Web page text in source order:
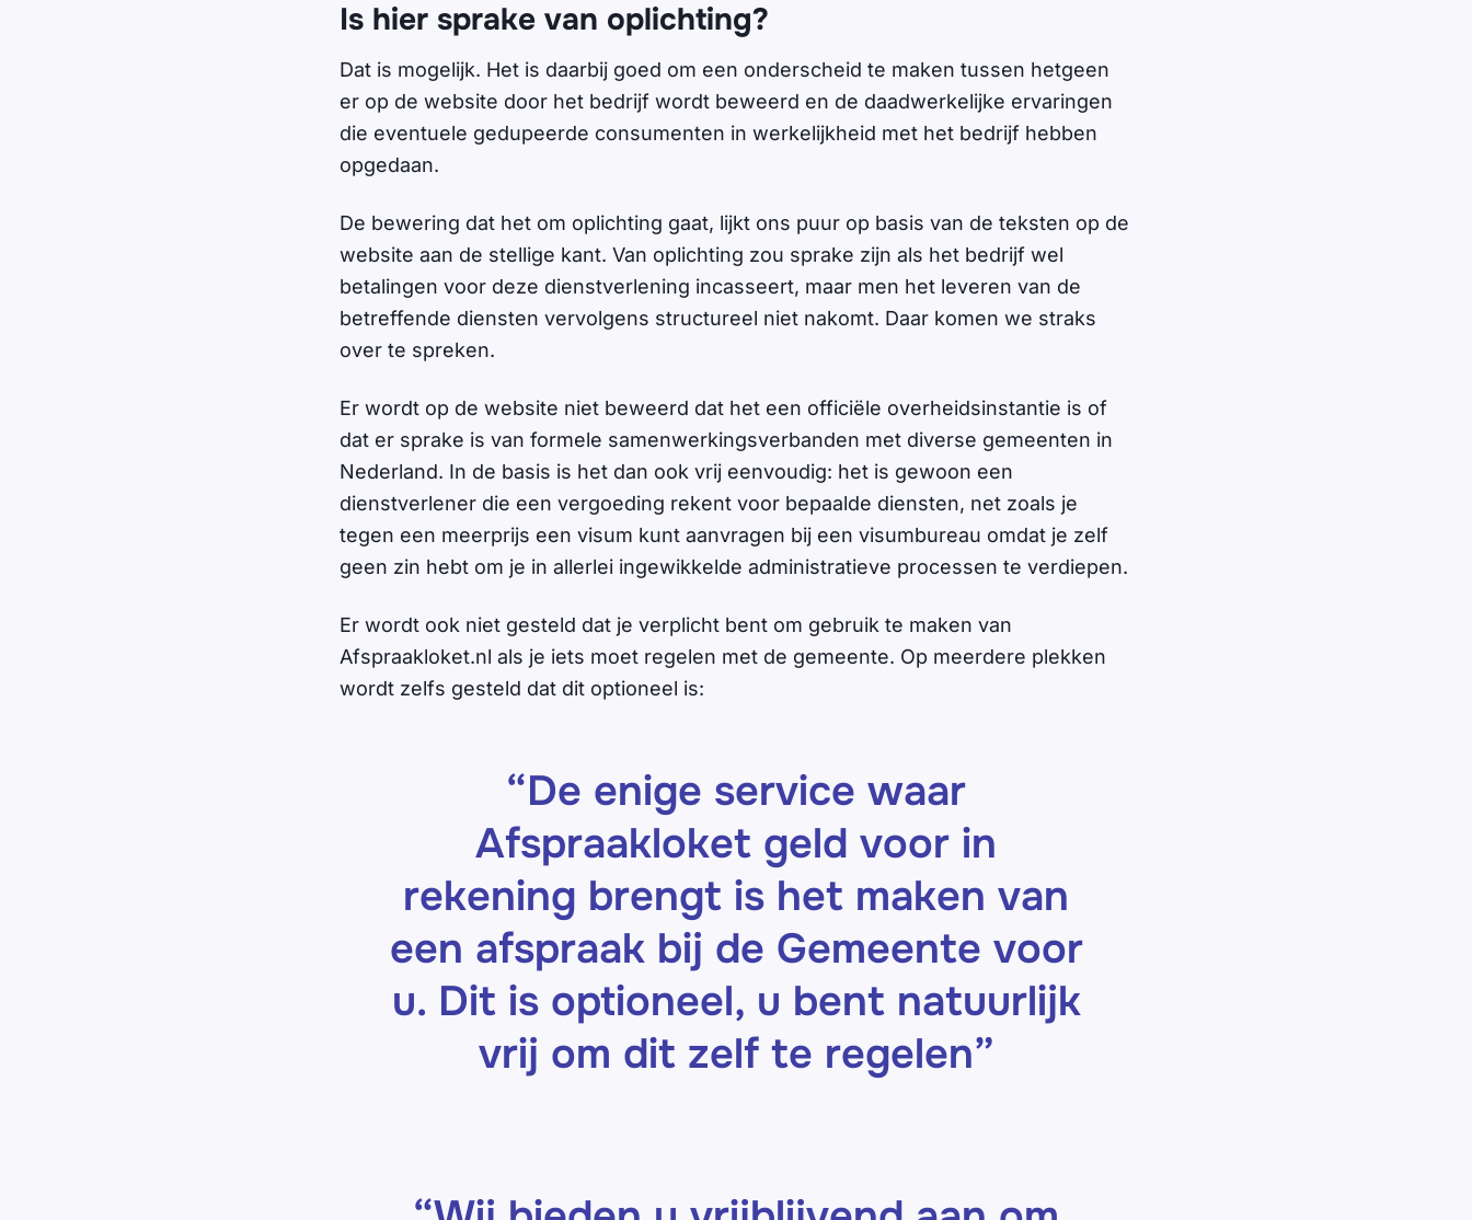
Is hier sprake van oplichting?
Dat is mogelijk. Het is daarbij goed om een onderscheid te maken tussen hetgeen
er op de website door het bedrijf wordt beweerd en de daadwerkelijke ervaringen
die eventuele gedupeerde consumenten in werkelijkheid met het bedrijf hebben
opgedaan.
De bewering dat het om oplichting gaat, lijkt ons puur op basis van de teksten op de
website aan de stellige kant. Van oplichting zou sprake zijn als het bedrijf wel
betalingen voor deze dienstverlening incasseert, maar men het leveren van de
betreffende diensten vervolgens structureel niet nakomt. Daar komen we straks
over te spreken.
Er wordt op de website niet beweerd dat het een officiële overheidsinstantie is of
dat er sprake is van formele samenwerkingsverbanden met diverse gemeenten in
Nederland. In de basis is het dan ook vrij eenvoudig: het is gewoon een
dienstverlener die een vergoeding rekent voor bepaalde diensten, net zoals je
tegen een meerprijs een visum kunt aanvragen bij een visumbureau omdat je zelf
geen zin hebt om je in allerlei ingewikkelde administratieve processen te verdiepen.
Er wordt ook niet gesteld dat je verplicht bent om gebruik te maken van
Afspraakloket.nl als je iets moet regelen met de gemeente. Op meerdere plekken
wordt zelfs gesteld dat dit optioneel is:
“De enige service waar
Afspraakloket geld voor in
rekening brengt is het maken van
een afspraak bij de Gemeente voor
u. Dit is optioneel, u bent natuurlijk
vrij om dit zelf te regelen”